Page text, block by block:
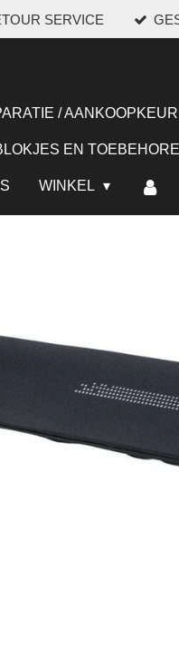
SERVICE
/
EN
WINKEL